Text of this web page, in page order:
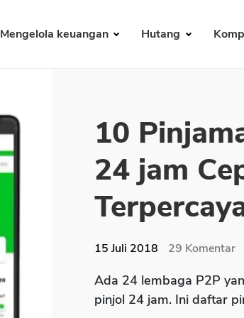
Mengelola keuangan Hutang
10
24 jam
15 Juli 2018 29 Komentar
Ada 24 lembaga P2P
pinjol 24 jam. Ini daftar